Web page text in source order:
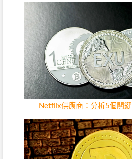
Netflix供應商：分析5個關鍵